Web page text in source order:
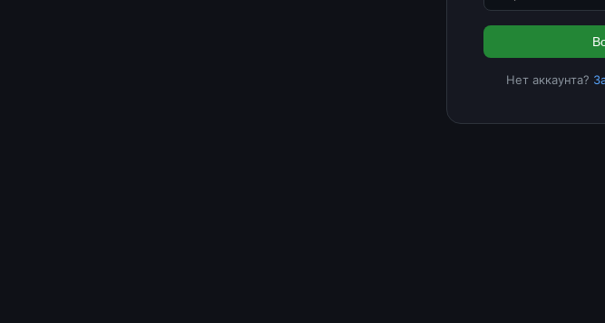
Нет аккаунта?